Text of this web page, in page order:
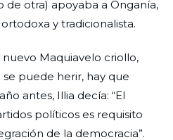
otra) apoyaba a Onganía,
y tradicionalista.
Maquiavelo criollo,
se puede herir, hay que
antes, Illia decía: “El
políticos es requisito
de la democracia”.